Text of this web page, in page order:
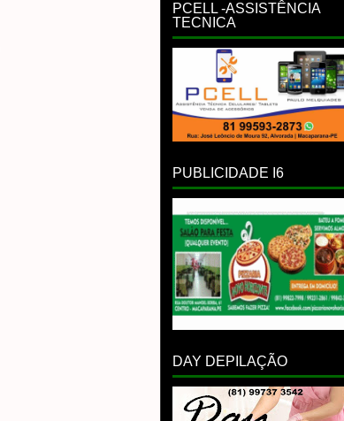
PCELL -ASSISTÊNCIA
TECNICA
PUBLICIDADE I6
DAY DEPILAÇÃO